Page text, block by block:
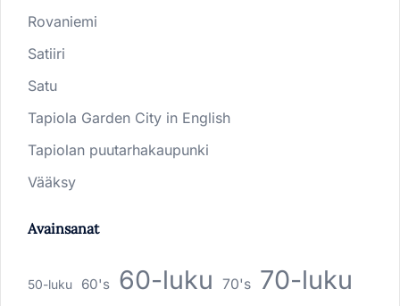
Rovaniemi
Satiiri
Satu
Tapiola Garden City in English
Tapiolan puutarhakaupunki
Vääksy
Avainsanat
50-luku 60's 60-luku 70's 70-luku